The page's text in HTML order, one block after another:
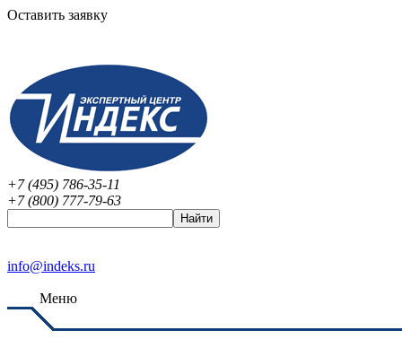
Оставить заявку
+7 (495) 786-35-11
+7 (800) 777-79-63
info@indeks.ru
Меню